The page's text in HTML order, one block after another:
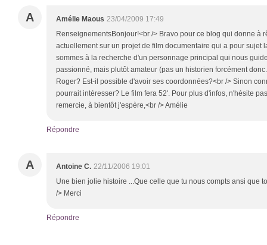
A Amélie Maous 23/04/2009 17:49
RenseignementsBonjour!<br /> Bravo pour ce blog qui donne à
actuellement sur un projet de film documentaire qui a pour sujet
sommes à la recherche d'un personnage principal qui nous
passionné, mais plutôt amateur (pas un historien forcément
Roger? Est-il possible d'avoir ses coordonnées?<br /> Sinon
pourrait intéresser? Le film fera 52'. Pour plus d'infos, n'hésite
remercie, à bientôt j'espère,<br /> Amélie
Répondre
A Antoine C. 22/11/2006 19:01
Une bien jolie histoire ...Que celle que tu nous compts ansi que
/> Merci
Répondre